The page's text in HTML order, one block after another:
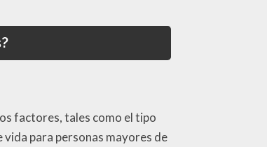
factores, tales como el tipo
vida para personas mayores de